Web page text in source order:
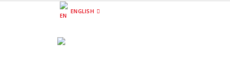
ENGLISH